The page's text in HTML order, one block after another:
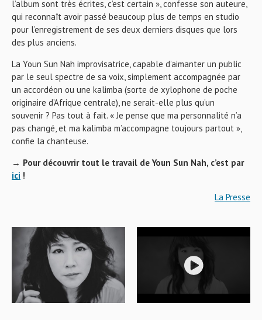
l’album sont très écrites, c’est certain », confesse son auteure,
qui reconnaît avoir passé beaucoup plus de temps en studio
pour l’enregistrement de ses deux derniers disques que lors
des plus anciens.
La Youn Sun Nah improvisatrice, capable d’aimanter un public
par le seul spectre de sa voix, simplement accompagnée par
un accordéon ou une kalimba (sorte de xylophone de poche
originaire d’Afrique centrale), ne serait-elle plus qu’un
souvenir ? Pas tout à fait. « Je pense que ma personnalité n’a
pas changé, et ma kalimba m’accompagne toujours partout »,
confie la chanteuse.
→ Pour découvrir tout le travail de Youn Sun Nah, c’est par
ici !
La Presse